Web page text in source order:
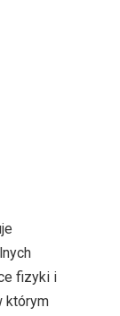
fizyki i
którym